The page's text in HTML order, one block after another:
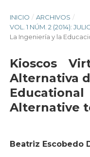
INICIO / ARCHIVOS /
VOL. 1 NÚM. 2 (2014):
La Ingeniería y la
Kioscos
Alternativa
Alternative
Beatriz Escobedo